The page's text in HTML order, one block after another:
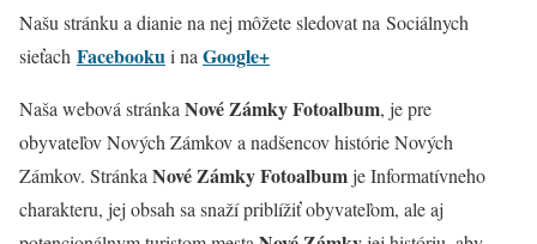
Našu stránku a dianie na nej môžete sledovat na Sociálnych
sieťach Facebookui na Google+
Naša webová stránka Nové Zámky Fotoalbum, je pre
obyvateľov Nových Zámkov a nadšencov histórie Nových
Zámkov. Stránka Nové Zámky Fotoalbumje Informatívneho
charakteru, jej obsah sa snaží priblížiť obyvateľom, ale aj